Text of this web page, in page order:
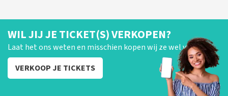
WIL JIJ JE TICKET(S) VERKOPEN?
Laat het ons weten en misschien kopen wij ze wel van je!
VERKOOP JE TICKETS